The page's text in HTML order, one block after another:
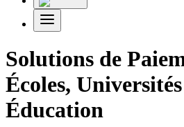
Solutions de
Écoles,
Éducation